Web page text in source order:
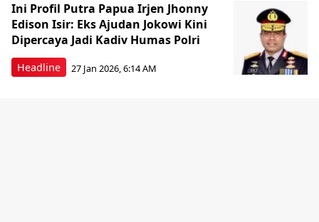
Headline
Ini Profil Putra Papua Irjen Jhonny
Edison Isir: Eks Ajudan Jokowi Kini
Dipercaya Jadi Kadiv Humas Polri
27 Jan 2026, 6:14 AM